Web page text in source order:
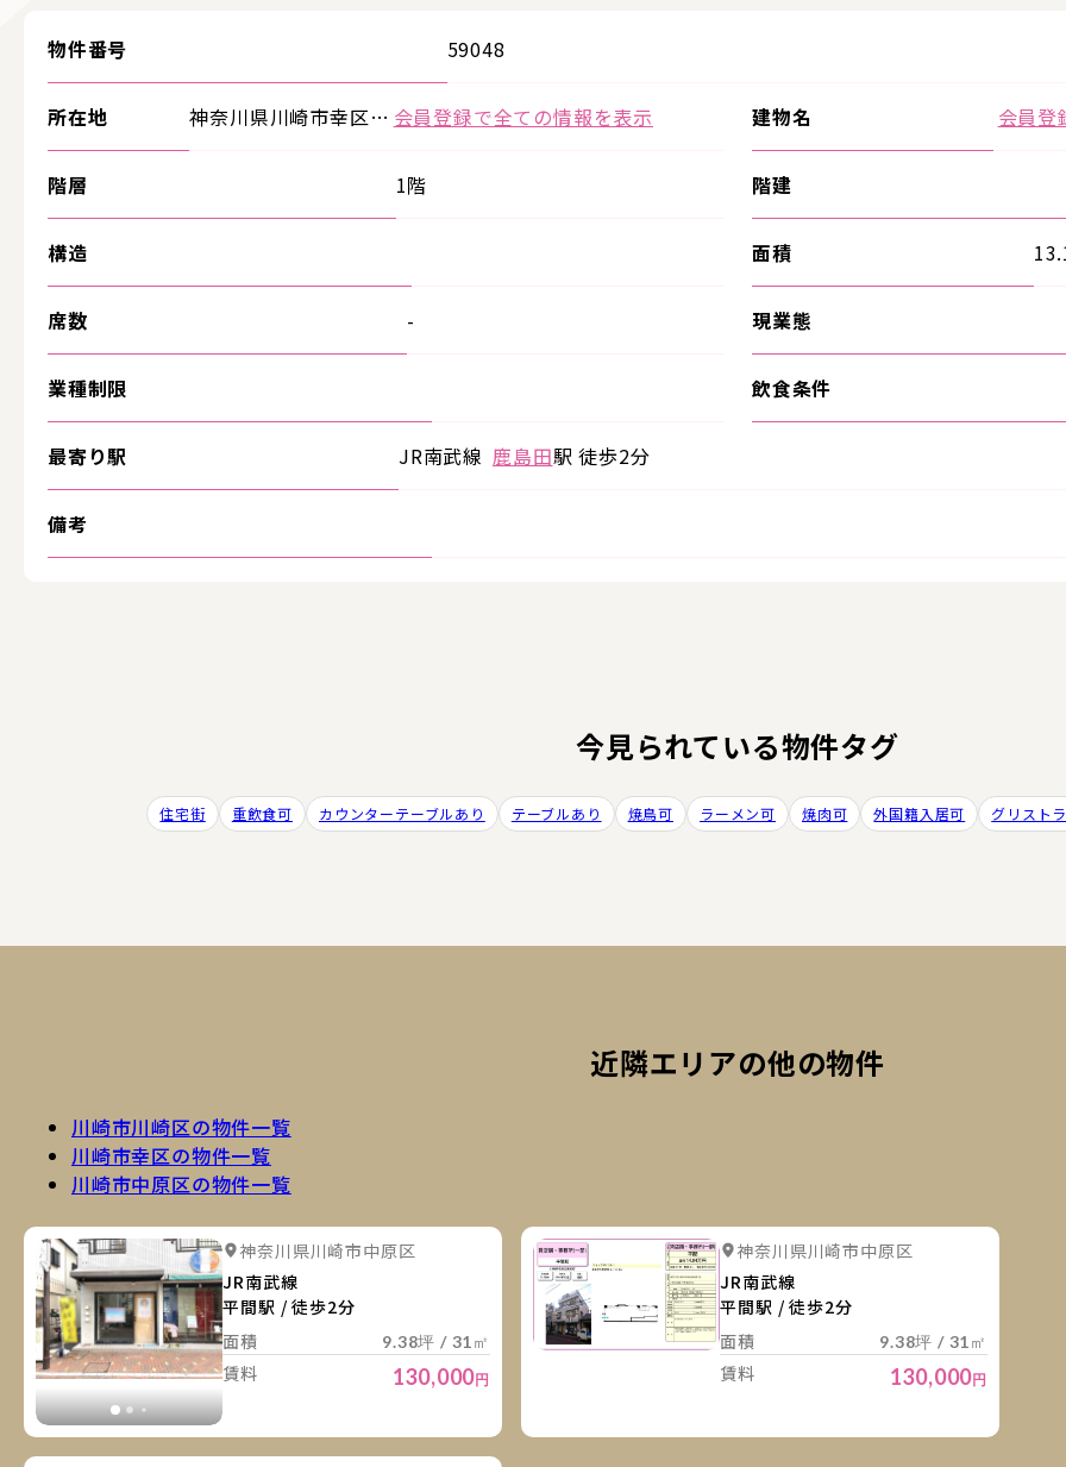
物件番号 59048
所在地 神奈川県川崎市幸区… 会員登録で全ての情報を表示 建物名 会員登
階層 1階 階建
構造 面積
席数 - 現業態
業種制限 飲食条件
最寄り駅 JR南武線 鹿島田駅 徒歩2分
備考
今見られている物件タグ
住宅街 重飲食可 カウンターテーブルあり テーブルあり 焼鳥可 ラーメン可 焼肉可 外国籍入居可 グリスト
近隣エリアの他の物件
川崎市川崎区の物件一覧
川崎市幸区の物件一覧
川崎市中原区の物件一覧
詳細を見る 詳細を見る 詳細を見る 詳細を見る
神奈川県川崎市中原区
JR南武線
平間駅 / 徒歩2分
面積
9.38坪 / 31㎡
賃料 130,000円
詳細を見る 詳細を見る
神奈川県川崎市中原区
JR南武線
平間駅 / 徒歩2分
面積
9.38坪 / 31㎡
賃料 130,000円